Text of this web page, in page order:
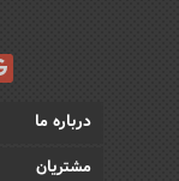
درباره ما
مشتریان